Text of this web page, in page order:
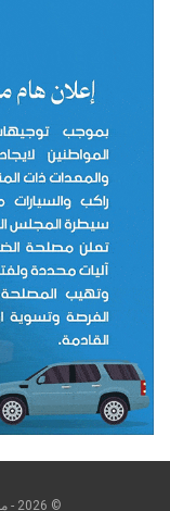
© 2026 - موقع البيضاء نت. All Rights Reserved.